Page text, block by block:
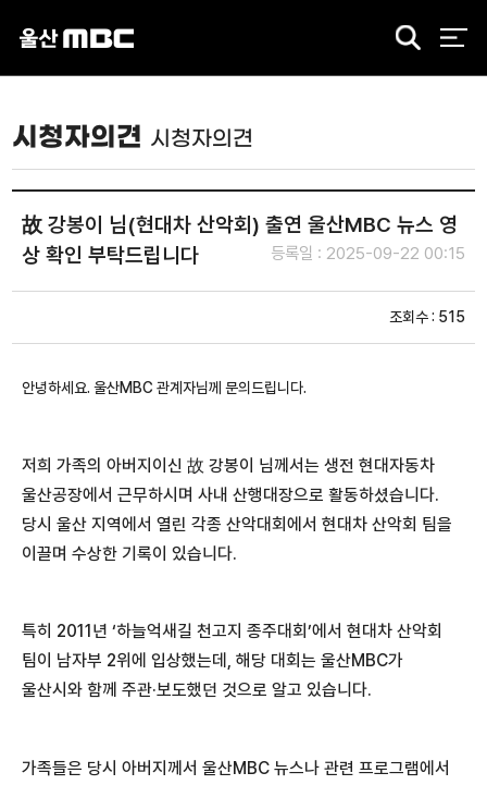
검
시청자의견 시청자의견
故 강봉이 님(현대차 산악회) 출연 울산MBC 뉴스 영
상 확인 부탁드립니다
등록일 : 2025-09-22 00:15
조회수 : 515
안녕하세요. 울산MBC 관계자님께 문의드립니다.
저희 가족의 아버지이신 故 강봉이 님께서는 생전 현대자동차
울산공장에서 근무하시며 사내 산행대장으로 활동하셨습니다.
당시 울산 지역에서 열린 각종 산악대회에서 현대차 산악회 팀을
이끌며 수상한 기록이 있습니다.
특히 2011년 ‘하늘억새길 천고지 종주대회’에서 현대차 산악회
팀이 남자부 2위에 입상했는데, 해당 대회는 울산MBC가
울산시와 함께 주관·보도했던 것으로 알고 있습니다.
가족들은 당시 아버지께서 울산MBC 뉴스나 관련 프로그램에서